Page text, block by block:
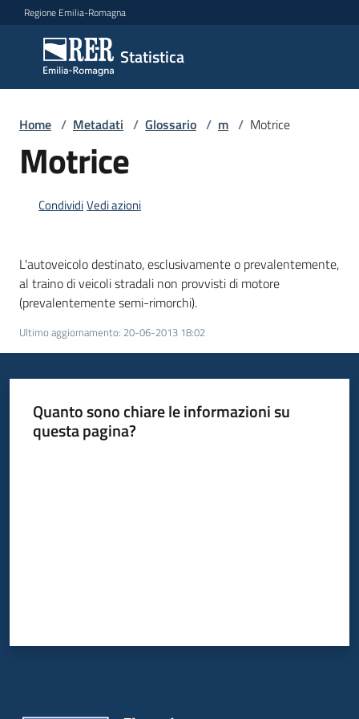
Vai al contenuto
Vai alla navigazione
Vai al footer
Regione Emilia-Romagna
Statistica
Statistica
Novità
e
analisi
Statistiche
per
Metadati
Home / Metadati / Glossario / m / Motrice
Motrice
CondividiVedi azioni
L'autoveicolo destinato, esclusivamente o prevalentemente,
al traino di veicoli stradali non provvisti di motore
(prevalentemente semi-rimorchi).
Ultimo aggiornamento: 20-06-2013 18:02
Quanto sono chiare le informazioni su
questa pagina?